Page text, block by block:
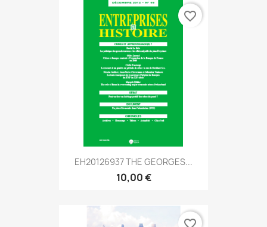
EH20126937 THE GEORGES...
10,00 €
favorite_border
favorite_border